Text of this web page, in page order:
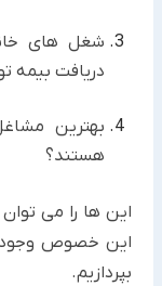
شغل های
دریافت بیمه
بهترین
هستند؟
این ها را می
این خصوص وجود
بپردازیم.